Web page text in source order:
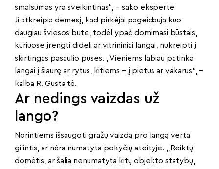
smalsumas yra sveikintinas“, – sako ekspertė.
Ji atkreipia dėmesį, kad pirkėjai pageidauja kuo
daugiau šviesos bute, todėl ypač domimasi būstais,
kuriuose įrengti dideli ar vitrininiai langai, nukreipti į
skirtingas pasaulio puses. „Vieniems labiau patinka
langai į šiaurę ar rytus, kitiems – į pietus ar vakarus“, –
kalba R. Gustaitė.
Ar nedings vaizdas už
lango?
Norintiems išsaugoti gražų vaizdą pro langą verta
gilintis, ar nėra numatyta pokyčių ateityje. „Reiktų
domėtis, ar šalia nenumatyta kitų objekto statybų,